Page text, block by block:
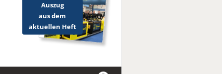
Auszug
aus dem
aktuellen Heft